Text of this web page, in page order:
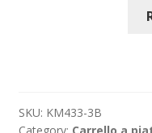
SKU: KM433-3B